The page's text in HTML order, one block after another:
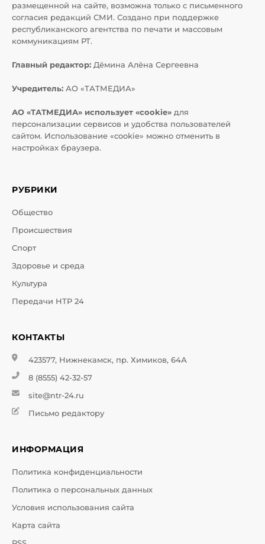
размещенной на сайте, возможна только с письменного
согласия редакций СМИ. Создано при поддержке
республиканского агентства по печати и массовым
коммуникациям РТ.
Главный редактор: Дёмина Алёна Сергеевна
Учредитель: АО «ТАТМЕДИА»
АО «ТАТМЕДИА» использует «cookie» для
персонализации сервисов и удобства пользователей
сайтом. Использование «cookie» можно отменить в
настройках браузера.
РУБРИКИ
Общество
Происшествия
Спорт
Здоровье и среда
Культура
Передачи НТР 24
КОНТАКТЫ
423577, Нижнекамск, пр. Химиков, 64А
8 (8555) 42-32-57
site@ntr-24.ru
Письмо редактору
ИНФОРМАЦИЯ
Политика конфиденциальности
Политика о персональных данных
Условия использования сайта
Карта сайта